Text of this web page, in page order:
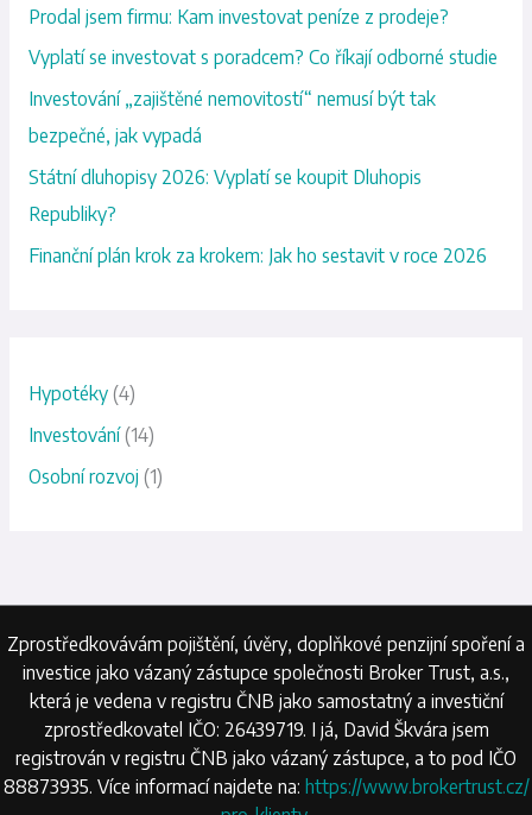
e
d
a
t
p
r
Prodal jsem firmu: Kam investovat peníze z prodeje?
Vyplatí se investovat s poradcem? Co říkají odborné studie
Investování „zajištěné nemovitostí“ nemusí být tak
bezpečné, jak vypadá
Státní dluhopisy 2026: Vyplatí se koupit Dluhopis
Republiky?
Finanční plán krok za krokem: Jak ho sestavit v roce 2026
Hypotéky(4)
Investování(14)
Osobní rozvoj (1)
Zprostředkovávám pojištění, úvěry, doplňkové penzijní spoření a
investice jako vázaný zástupce společnosti Broker Trust, a.s.,
která je vedena v registru ČNB jako samostatný a investiční
zprostředkovatel IČO: 26439719. I já, David Škvára jsem
registrován v registru ČNB jako vázaný zástupce, a to pod IČO
88873935. Více informací najdete na: https://www.brokertrust.cz/